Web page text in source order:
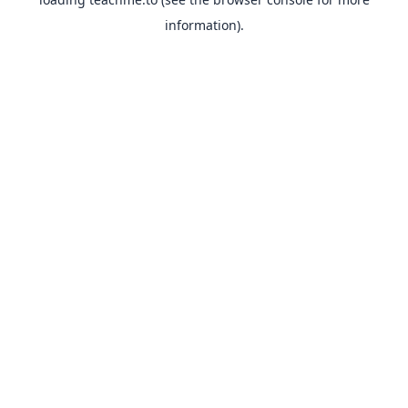
information).